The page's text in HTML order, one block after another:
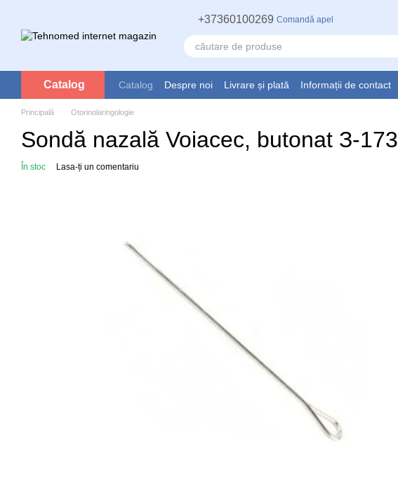
+37360100269 Comandă apel
Catalog Catalog Despre noi Livrare și plată Informații de contact
Principală Otorinolaringologie
Sondă nazală Voiacec, butonat З-173
În stoc Lasa-ți un comentariu